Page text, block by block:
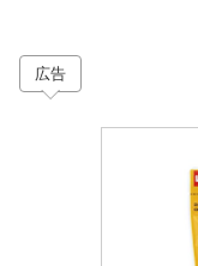
広告